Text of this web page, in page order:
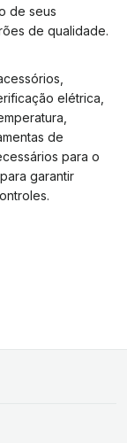
de seus
de qualidade.
elétrica,
de
para o
garantir